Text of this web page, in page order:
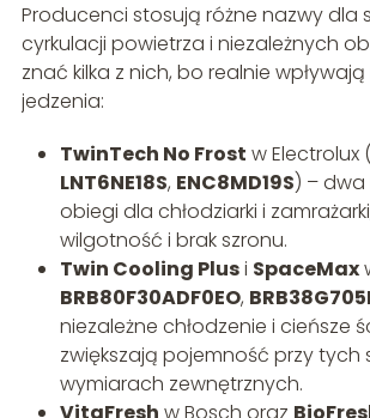
Producenci stosują różne nazwy dla
cyrkulacji powietrza i niezależnych
znać kilka z nich, bo realnie
jedzenia:
TwinTech No Frost w Electrolux
LNT6NE18S, ENC8MD19S) – dwa
obiegi dla chłodziarki i
wilgotność i brak szronu.
Twin Cooling Plusi SpaceMax
BRB80F30ADF0EO,
niezależne chłodzenie i cieńsze
zwiększają pojemność przy tych
wymiarach zewnętrznych.